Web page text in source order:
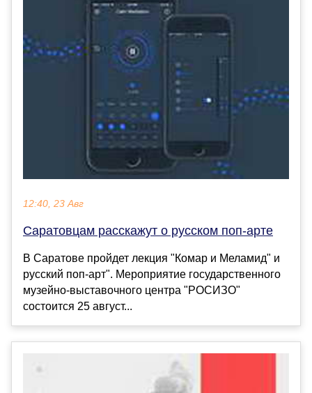
12:40, 23 Авг
Саратовцам расскажут о русском поп-арте
В Саратове пройдет лекция "Комар и Меламид" и
русский поп-арт". Мероприятие государственного
музейно-выставочного центра "РОСИЗО"
состоится 25 август...